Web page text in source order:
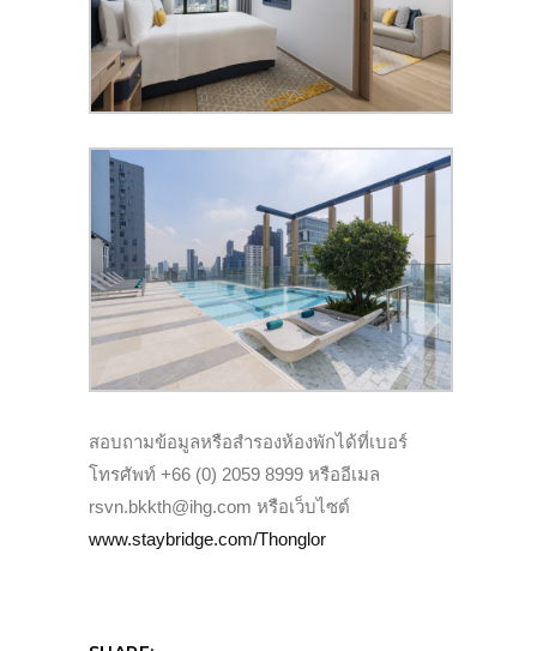
สอบถามข้อมูลหรือสำรองห้องพักได้ที่เบอร์
โทรศัพท์ +66 (0) 2059 8999 หรืออีเมล
rsvn.bkkth@ihg.com หรือเว็บไซต์
www.staybridge.com/Thonglor